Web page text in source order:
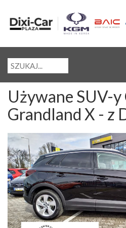
Używane SUV-y
Grandland X - z